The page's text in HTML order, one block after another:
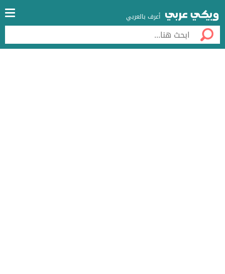
أعرف بالعربي